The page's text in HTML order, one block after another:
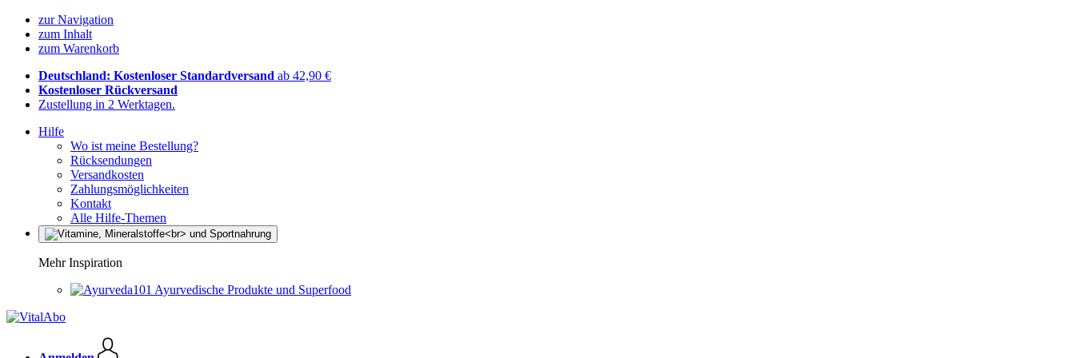
zur Navigation
zum Inhalt
zum Warenkorb
Deutschland: Kostenloser Standardversand ab 42,90 €
Kostenloser Rückversand
Zustellung in 2 Werktagen.
Hilfe
Wo ist meine Bestellung?
Rücksendungen
Versandkosten
Zahlungsmöglichkeiten
Kontakt
Alle Hilfe-Themen
Mehr Inspiration
Ayurvedische Produkte und Superfood